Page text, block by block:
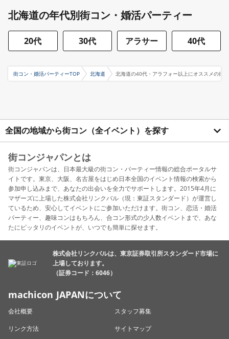
北海道の年代別街コン・婚活パーティー
20代 30代 アラサー 40代
街コン・婚活パーティーTOP 北海道 北海道の40代・アラフォー以上にオススメの街
全国の地域から街コン（全イベント）を探す
街コンジャパンとは
街コンジャパンは、日本最大級の街コン・パーティー情報の総合ポータルサ
イトです。東京、大阪、名古屋をはじめ日本全国のイベント情報の検索から
参加申し込みまで、あなたの出会いを全力でサポートします。2015年4月に
マザーズに上場した株式会社リンクバル（現：東証スタンダード）が運営し
ているため、安心してイベントにご参加いただけます。街コン、恋活・婚活
パーティー、趣味コンはもちろん、合コン形式の少人数イベントまで、あな
たにピッタリのイベントが、いつでも簡単に探せます。
株式会社リンクバルは、東京証券取引所スタンダード市場に
上場しております。
（証券コード：6046）
machicon JAPANについて
会社概要
スタッフ募集
リンク方法
サイトマップ